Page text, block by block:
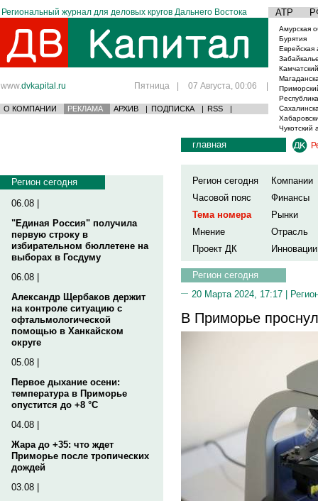
Региональный журнал для деловых кругов Дальнего Востока АТР
www.dvkapital.ru Пятница | 07 Августа, 00:06 |
О КОМПАНИИ РЕКЛАМА АРХИВ | ПОДПИСКА | RSS |
Амурская
Бурятия
Еврейская
Чукотский
Регион сегодня
06.08 |
"Единая Россия" получила
первую строку в
избирательном бюллетене на
выборах в Госдуму
06.08 |
Александр Щербаков держит
на контроле ситуацию с
офтальмологической
помощью в Ханкайском
округе
05.08 |
Первое дыхание осени:
температура в Приморье
опустится до +8 °C
04.08 |
Жара до +35: что ждет
Приморье после тропических
дождей
03.08 |
главная
Регион сегодня
Компании
Часовой пояс
Финансы
Тема номера
Рынки
Мнение
Отрасль
Проект ДК
Инновации
Регион сегодня
20 Марта 2024, 17:17 |
В Приморье